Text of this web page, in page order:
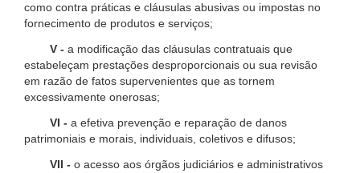
como contra práticas e cláusulas abusivas ou impostas no
fornecimento de produtos e serviços;
V - a modificação das cláusulas contratuais que
estabeleçam prestações desproporcionais ou sua revisão
em razão de fatos supervenientes que as tornem
excessivamente onerosas;
VI - a efetiva prevenção e reparação de danos
patrimoniais e morais, individuais, coletivos e difusos;
VII - o acesso aos órgãos judiciários e administrativos